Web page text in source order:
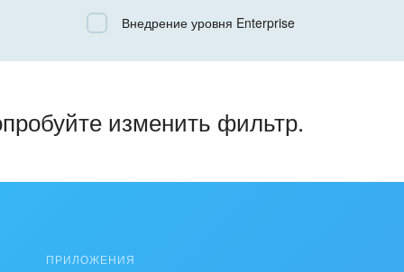
ВсеВнедрение уровня Enterprise
изменить фильтр.
ПРИЛОЖЕНИЯ